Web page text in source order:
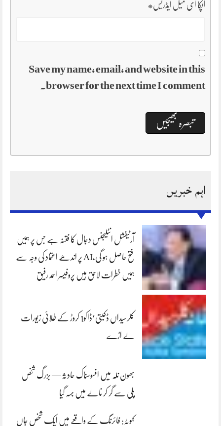
آپکا ای میل ایڈریس*
Save my name, email, and website in this
browser for the next time I comment.
اہم خبریں
آرٹیفشل انٹلیجنس دجال کا فتنہ ہے جس پر ہمیں
فتح حاصل ہو گی،AI پر اندھے اعتماد کی وجہ سے
ہمیں خطرات لاحق ہیں پروفیسر احمد رفیق
کلرسیداں ڈکیتی‘ڈاکو1 کروڑ کے طلائی زیورات
لے اڑے
بھون نلہ میں افسوسناک حادثہ — بزرگ شخص
پلی سے گر کر نالے میں بہہ گیا
کہوٹہ: فائرنگ کے واقعے میں ایک شخص جاں